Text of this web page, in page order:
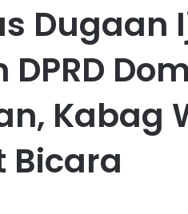
Dugaan
Kabag
Bicara